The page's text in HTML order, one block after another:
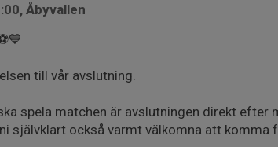
Åbyvallen
till vår avslutning.
spela matchen är avslutningen direkt efter
självklart också varmt välkomna att komma